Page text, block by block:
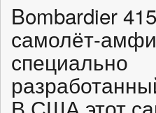
Bombardier
самолёт-
специально